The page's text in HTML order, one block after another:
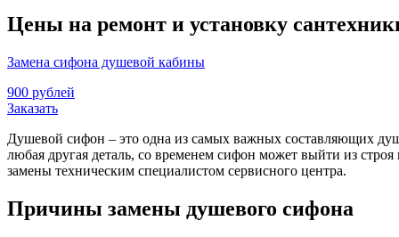
Цены на ремонт и установку
Замена сифона душевой кабины
900 рублей
Заказать
Душевой сифон – это одна из самых важных составляющих
любая другая деталь, со временем сифон может выйти из
замены техническим специалистом сервисного центра.
Причины замены душевого сифона